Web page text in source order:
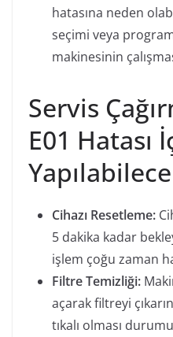
hatasına neden
seçimi veya
makinesinin
Servis
E01 Hatası
Cihazı Resetleme:
5 dakika kadar
işlem çoğu zaman
Filtre Temizliği:
açarak filtreyi
tıkalı olması